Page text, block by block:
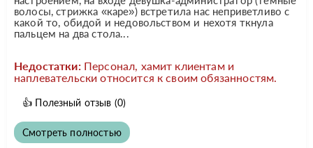
волосы, стрижка «каре») встретила нас неприветливо с
какой то, обидой и недовольством и нехотя ткнула
пальцем на два стола...
Недостатки: Персонал, хамит клиентам и
наплевательски относится к своим обязанностям.
👍 Полезный отзыв (0)
Смотреть полностью